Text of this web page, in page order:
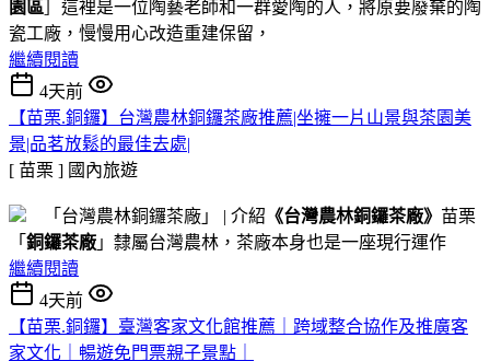
園區 ］這裡是一位陶藝老師和一群愛陶的人，將原要廢棄的陶
瓷工廠，慢慢用心改造重建保留，
繼續閱讀
4天前
【苗栗.銅鑼】台灣農林銅鑼茶廠推薦|坐擁一片山景與茶園美
景|品茗放鬆的最佳去處|
[ 苗栗 ] 國內旅遊
「台灣農林銅鑼茶廠」 | 介紹 《台灣農林銅鑼茶廠》 苗栗
「 銅鑼茶廠 」隸屬台灣農林，茶廠本身也是一座現行運作
繼續閱讀
4天前
【苗栗.銅鑼】臺灣客家文化館推薦｜跨域整合協作及推廣客
家文化｜暢遊免門票親子景點｜